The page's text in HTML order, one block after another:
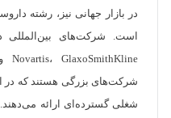
در بازار جهانی نیز، رشته
شرکت‌های بزرگی هستند که در
شغلی گسترده‌ای ارائه